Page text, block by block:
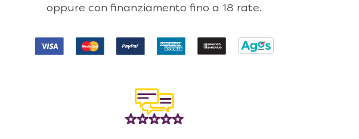
oppure con finanziamento fino a 18 rate.